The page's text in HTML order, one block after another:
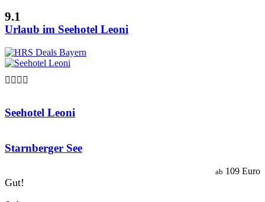
9.1
Urlaub im Seehotel Leoni

Seehotel Leoni
Starnberger See
Gut!
ab 109 Euro